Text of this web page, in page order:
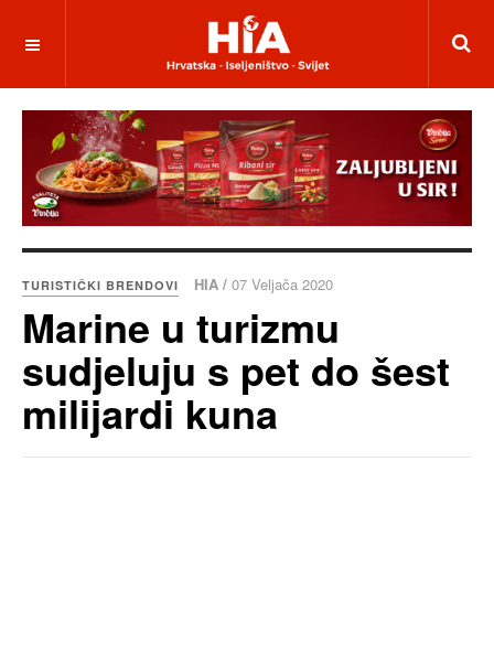
TURISTIČKI BRENDOVI HIA / 07 Veljača 2020
Marine u turizmu
sudjeluju s pet do šest
milijardi kuna